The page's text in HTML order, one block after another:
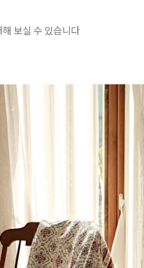
보실 수 있습니다